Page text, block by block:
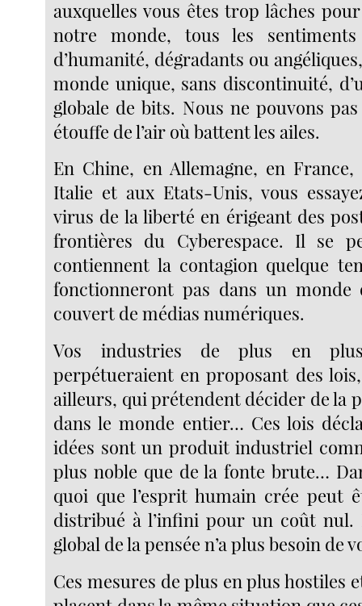
auxquelles vous êtes trop lâches
notre monde, tous les
d’humanité, dégradants ou
monde unique, sans discontinuité,
globale de bits. Nous ne pouvons
étouffe de l’air où battent les ailes.
En Chine, en Allemagne, en
Italie et aux Etats-Unis, vous
virus de la liberté en érigeant des
frontières du Cyberespace. Il se
contiennent la contagion quelque
fonctionneront pas dans un monde
couvert de médias numériques.
Vos industries de plus en
perpétueraient en proposant des
ailleurs, qui prétendent décider de la
dans le monde entier… Ces lois
idées sont un produit industriel
plus noble que de la fonte brute…
quoi que l’esprit humain crée peut
distribué à l’infini pour un coût nul.
global de la pensée n’a plus besoin de
Ces mesures de plus en plus hostiles